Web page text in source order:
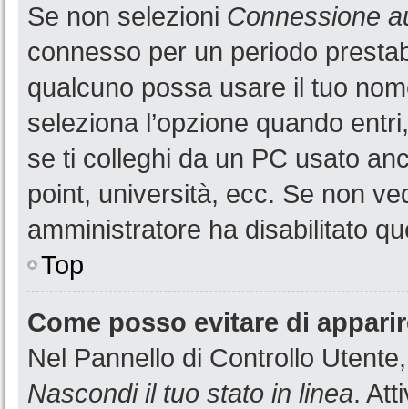
Se non selezioni Connessione
connesso per un periodo
qualcuno possa usare il tuo
seleziona l’opzione quando
se ti colleghi da un PC usato
point, università, ecc. Se non
amministratore ha disabilitato
Top
Come posso evitare di
Nel Pannello di Controllo
Nascondi il tuo stato in linea.